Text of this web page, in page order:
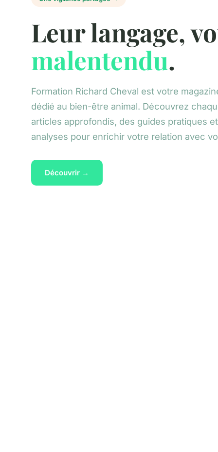
Leur langage,
malentendu.
Formation Richard Cheval est votre
dédié au bien-être animal. Découvrez
articles approfondis, des guides pratiques
analyses pour enrichir votre relation avec
Découvrir →